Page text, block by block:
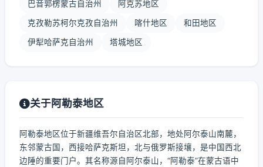
巴音郭楞蒙古自治州 阿克苏地区
克孜勒苏柯尔克孜自治州 喀什地区 和田地区
伊犁哈萨克自治州 塔城地区
关于阿勒泰地区
阿勒泰地区位于新疆维吾尔自治区北部，地处阿尔泰山南麓，
东邻蒙古国，西接哈萨克斯坦，北与俄罗斯接壤，是中国西北
边陲的重要门户。其名称源自阿尔泰山，“阿勒泰”在蒙古语中